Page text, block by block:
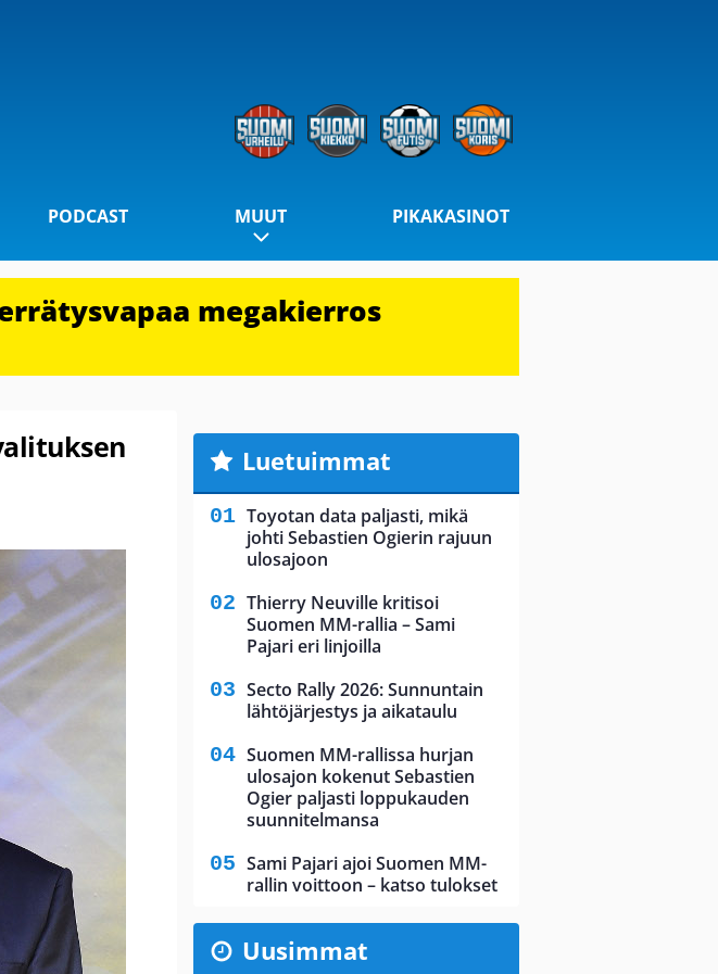
PODCAST MUUT PIKAKASINOT
megakierros
Luetuimmat
Toyotan data paljasti, mikä
johti Sebastien Ogierin rajuun
ulosajoon
Thierry Neuville kritisoi
Suomen MM-rallia – Sami
Pajari eri linjoilla
Secto Rally 2026: Sunnuntain
lähtöjärjestys ja aikataulu
Suomen MM-rallissa hurjan
ulosajon kokenut Sebastien
Ogier paljasti loppukauden
suunnitelmansa
Sami Pajari ajoi Suomen MM-
rallin voittoon – katso tulokset
Uusimmat